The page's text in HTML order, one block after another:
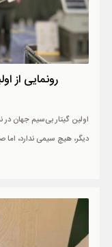
رونمایی از
دیگر، هیچ سیمی ندارد،